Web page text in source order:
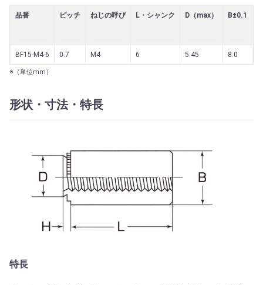
品番 ピッチ ねじの呼び L・シャンク D（max） B±0.1
BF15-M4-6 0.7 M4 6 5.45 8.0
※（単位mm）
形状・寸法・特長
特長